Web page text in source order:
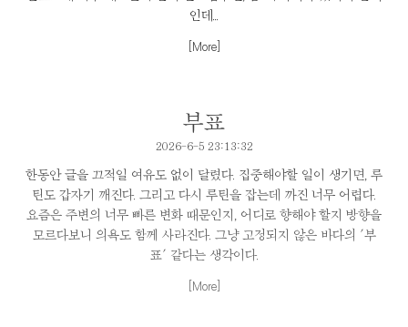
인데...
[More]
부표
2026-6-5 23:13:32
한동안 글을 끄적일 여유도 없이 달렸다. 집중해야할 일이 생기면, 루
틴도 갑자기 깨진다. 그리고 다시 루틴을 잡는데 까진 너무 어렵다.
요즘은 주변의 너무 빠른 변화 때문인지, 어디로 향해야 할지 방향을
모르다보니 의욕도 함께 사라진다. 그냥 고정되지 않은 바다의 '부
표' 같다는 생각이다.
[More]